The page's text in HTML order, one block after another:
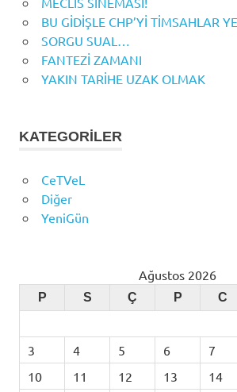
BU GİDİŞLE CHP’Yİ TİMSAHLAR
SORGU SUAL…
FANTEZİ ZAMANI
YAKIN TARİHE UZAK OLMAK
KATEGORILER
CeTVeL
Diğer
YeniGün
Ağustos 2026
P S Ç P C
3
4 5 6 7
10
11 12 13 14